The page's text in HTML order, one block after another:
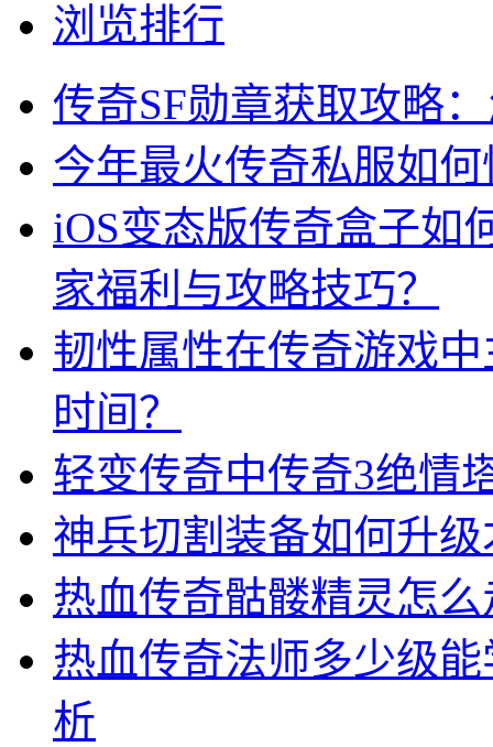
浏览排行
传奇SF勋章获取攻略
今年最火传奇私服如
iOS变态版传奇盒子如
家福利与攻略技巧？
韧性属性在传奇游戏
时间？
轻变传奇中传奇3绝情
神兵切割装备如何升
热血传奇骷髅精灵怎
热血传奇法师多少级
析